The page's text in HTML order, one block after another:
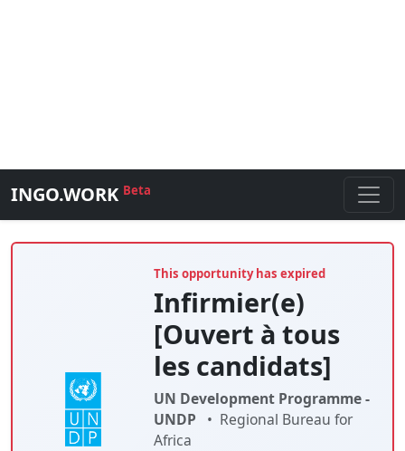
INGO.WORK Beta
This opportunity has expired
Infirmier(e)
[Ouvert à tous
les candidats]
UN Development Programme -
UNDP
• Regional Bureau for
Africa